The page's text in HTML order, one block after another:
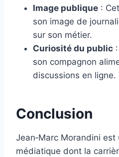
Image publique :
son image de
sur son métier.
Curiosité du public
son compagnon
discussions en ligne.
Conclusion
Jean‑Marc Morandini
médiatique dont la